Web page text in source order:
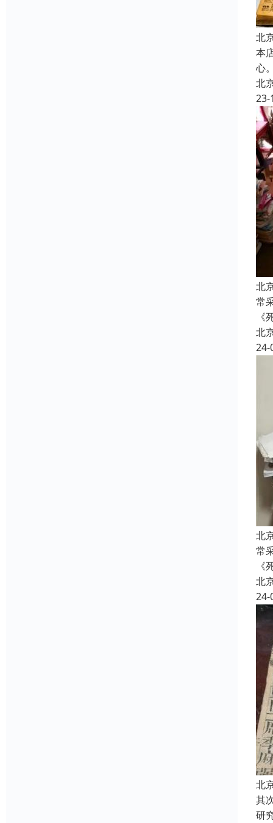
北
本
心
北
23-
北
常
北
24-
北
常
北
24-
北
其
研